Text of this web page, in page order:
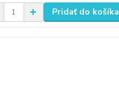
Pridať do košíka